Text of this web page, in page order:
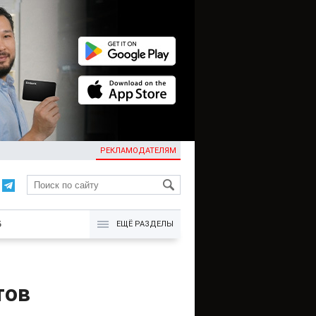
РЕКЛАМОДАТЕЛЯМ
KG
ЕЩЁ РАЗДЕЛЫ